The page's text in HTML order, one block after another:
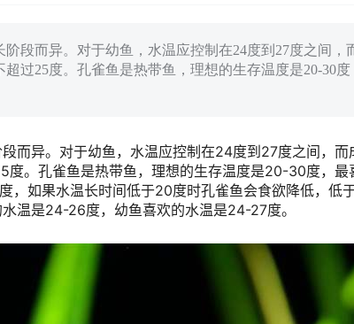
段而异。对于幼鱼，水温应控制在24度到27度之间，
过25度。孔雀鱼是热带鱼，理想的生存温度是20-30
而异。对于幼鱼，水温应控制在24度到27度之间，而
度。孔雀鱼是热带鱼，理想的生存温度是20-30度，最
，如果水温长时间低于20度时孔雀鱼会食欲降低，低
温是24-26度，幼鱼喜欢的水温是24-27度。